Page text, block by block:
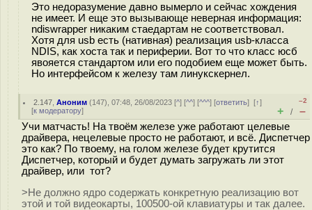
Это недоразумение давно вымерло и сейчас хождения
не имеет. И еще это вызывающе неверная информация:
ndiswrapper никаким стаедартам не соответствовал.
Хотя для usb есть (нативная) реализация usb-класса
NDIS, как хоста так и периферии. Вот то что класс юсб
явояется стандартом или его подобием еще может быть.
Но интерфейсом к железу там линукскернел.
2.147 ,Аноним (147), 07:48, 26/08/2023 [^] [^^] [^^^] [ответить][↑]
[к модератору]
–2
+ / –
Учи матчасть! На твоём железе уже работают целевые
драйвера, нецелевые просто не работают, и всё. Диспетчер
это как? По твоему, на голом железе будет крутится
Диспетчер, который и будет думать загружать ли этот
драйвер, или тот?
>Не должно ядро содержать конкретную реализацию вот
этой и той видеокарты, 100500-ой клавиатуры и так далее.